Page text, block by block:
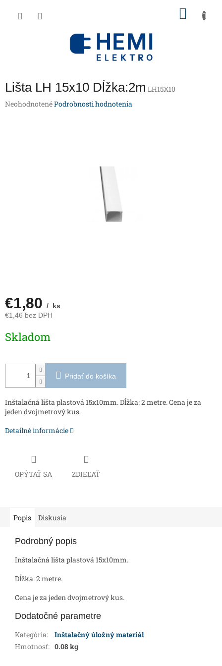
Lišta LH 15x10 Dĺžka:2m LH15X10
Priemerné
NeohodnotenéPodrobnosti hodnotenia
€1,80 / ks
€1,46 bez DPH
cena:
Skladom
Pridať do košíka
Inštalačná lišta plastová 15x10mm. Dĺžka: 2 metre. Cena je za
jeden dvojmetrový kus.
Detailné informácie
OPÝTAŤ SA ZDIEĽAŤ
Popis Diskusia
Podrobný popis
Inštalačná lišta plastová 15x10mm.
Dĺžka: 2 metre.
Cena je za jeden dvojmetrový kus.
Dodatočné parametre
Kategória:
Inštalačný úložný materiál
Hmotnosť: 0.08 kg